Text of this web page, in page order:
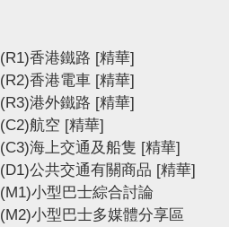
(R1)香港鐵路 [精華]
(R2)香港電車 [精華]
(R3)港外鐵路 [精華]
(C2)航空 [精華]
(C3)海上交通及船隻 [精華]
(D1)公共交通有關商品 [精華]
(M1)小型巴士綜合討論
(M2)小型巴士多媒體分享區